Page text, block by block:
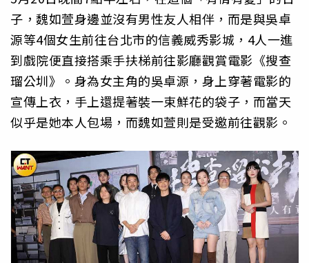
子，魏如萱身邊並沒有男性友人相伴，而是與吳卓
源等4個女生前往台北市的信義威秀影城，4人一進
到戲院便直接搭乘手扶梯前往影廳觀賞電影《搜查
瑠公圳》。身為女主角的吳卓源，身上穿著電影的
宣傳上衣，手上還提著裝一束鮮花的袋子，而當天
似乎是她本人包場，而魏如萱則是受邀前往觀影。